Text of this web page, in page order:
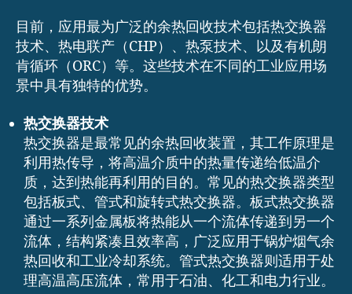
目前，应用最为广泛的余热回收技术包括热交换器
技术、热电联产（CHP）、热泵技术、以及有机朗
肯循环（ORC）等。这些技术在不同的工业应用场
景中具有独特的优势。
热交换器技术
热交换器是最常见的余热回收装置，其工作原理是
利用热传导，将高温介质中的热量传递给低温介
质，达到热能再利用的目的。常见的热交换器类型
包括板式、管式和旋转式热交换器。板式热交换器
通过一系列金属板将热能从一个流体传递到另一个
流体，结构紧凑且效率高，广泛应用于锅炉烟气余
热回收和工业冷却系统。管式热交换器则适用于处
理高温高压流体，常用于石油、化工和电力行业。